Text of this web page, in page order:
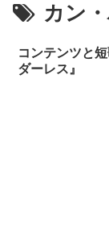
カン
コンテンツと
ダーレス』